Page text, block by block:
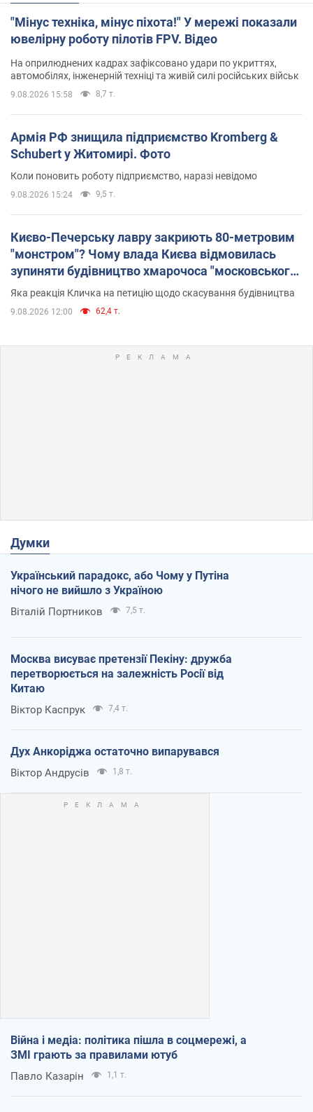
"Мінус техніка, мінус піхота!" У мережі показали
ювелірну роботу пілотів FPV. Відео
На оприлюднених кадрах зафіксовано удари по укриттях,
автомобілях, інженерній техніці та живій силі російських військ
9.08.2026 15:58 8,7 т.
Армія РФ знищила підприємство Kromberg &
Schubert у Житомирі. Фото
Коли поновить роботу підприємство, наразі невідомо
9.08.2026 15:24 9,5 т.
Києво-Печерську лавру закриють 80-метровим
"монстром"? Чому влада Києва відмовилась
зупиняти будівництво хмарочоса "московського
вірянина"
Яка реакція Кличка на петицію щодо скасування будівництва
9.08.2026 12:00 62,4 т.
Думки
Український парадокс, або Чому у Путіна
нічого не вийшло з Україною
Віталій Портников 7,5 т.
Москва висуває претензії Пекіну: дружба
перетворюється на залежність Росії від
Китаю
Віктор Каспрук 7,4 т.
Дух Анкоріджа остаточно випарувався
Віктор Андрусів 1,8 т.
Війна і медіа: політика пішла в соцмережі, а
ЗМІ грають за правилами ютуб
Павло Казарін 1,1 т.